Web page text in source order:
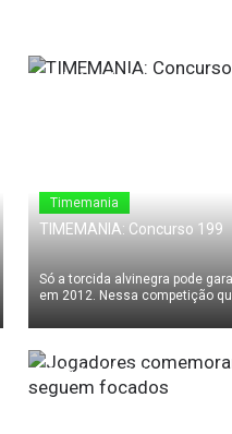
08 de Abril de 2011
Timemania
TIMEMANIA: Concurso 199
Só a torcida alvinegra pode
em 2012. Nessa competição
07 de Abril de 2011